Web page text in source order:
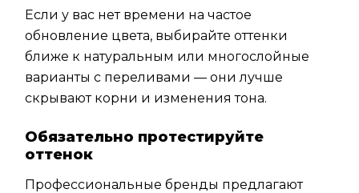
Если у вас нет времени на частое
обновление цвета, выбирайте оттенки
ближе к натуральным или многослойные
варианты с переливами — они лучше
скрывают корни и изменения тона.
Обязательно протестируйте
оттенок
Профессиональные бренды предлагают